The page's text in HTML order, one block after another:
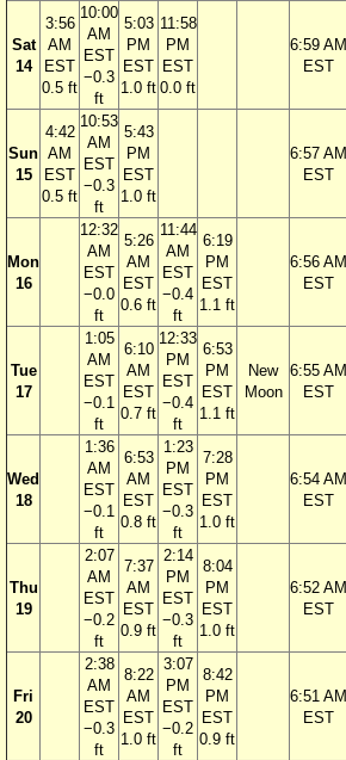
Sat
14
3:56
AM
EST
0.5 ft
10:00
AM
EST
−0.3
ft
5:03
PM
EST
1.0 ft
11:58
PM
EST
0.0 ft
6:59 AM
EST
Sun
15
4:42
AM
EST
0.5 ft
10:53
AM
EST
−0.3
ft
5:43
PM
EST
1.0 ft
6:57 AM
EST
Mon
16
12:32
AM
EST
−0.0
ft
5:26
AM
EST
0.6 ft
11:44
AM
EST
−0.4
ft
6:19
PM
EST
1.1 ft
6:56 AM
EST
Tue
17
1:05
AM
EST
−0.1
ft
6:10
AM
EST
0.7 ft
12:33
PM
EST
−0.4
ft
6:53
PM
EST
1.1 ft
New
Moon
6:55 AM
EST
Wed
18
1:36
AM
EST
−0.1
ft
6:53
AM
EST
0.8 ft
1:23
PM
EST
−0.3
ft
7:28
PM
EST
1.0 ft
6:54 AM
EST
Thu
19
2:07
AM
EST
−0.2
ft
7:37
AM
EST
0.9 ft
2:14
PM
EST
−0.3
ft
8:04
PM
EST
1.0 ft
6:52 AM
EST
Fri
20
2:38
AM
EST
−0.3
ft
8:22
AM
EST
1.0 ft
3:07
PM
EST
−0.2
ft
8:42
PM
EST
0.9 ft
6:51 AM
EST